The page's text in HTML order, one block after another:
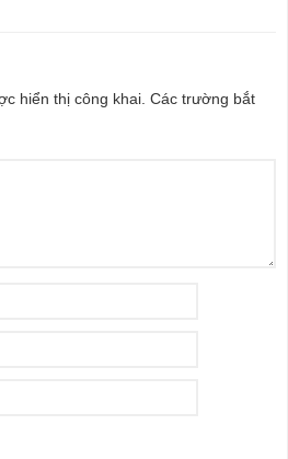
hiển thị công khai. Các trường bắt